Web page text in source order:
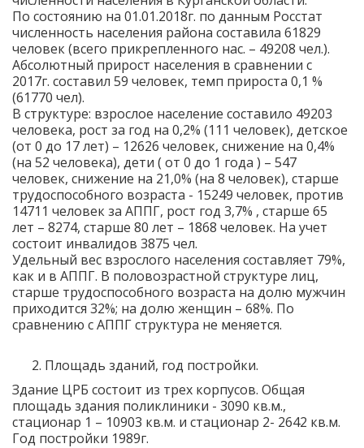
По состоянию на 01.01.2018г. по данным Росстат
численность населения района составила 61829
человек (всего прикрепленного нас. – 49208 чел.).
Абсолютный прирост населения в сравнении с
2017г. составил 59 человек, темп прироста 0,1 %
(61770 чел).
В структуре: взрослое население составило 49203
человека, рост за год на 0,2% (111 человек), детское
(от 0 до 17 лет) – 12626 человек, снижение на 0,4%
(на 52 человека), дети ( от 0 до 1 года ) – 547
человек, снижение на 21,0% (на 8 человек), старше
трудоспособного возраста - 15249 человек, против
14711 человек за АППГ, рост год 3,7% , старше 65
лет – 8274, старше 80 лет – 1868 человек. На учет
состоит инвалидов 3875 чел.
Удельный вес взрослого населения составляет 79%,
как и в АППГ. В половозрастной структуре лиц,
старше трудоспособного возраста на долю мужчин
приходится 32%; на долю женщин – 68%. По
сравнению с АППГ структура не меняется.
Площадь зданий, год постройки.
Здание ЦРБ состоит из трех корпусов. Общая
площадь здания поликлиники - 3090 кв.м.,
стационар 1 – 10903 кв.м. и стационар 2- 2642 кв.м.
Год постройки 1989г.